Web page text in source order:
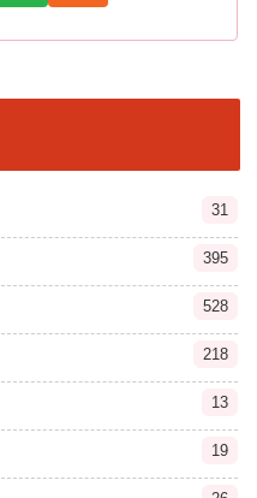
31
395
528
218
13
19